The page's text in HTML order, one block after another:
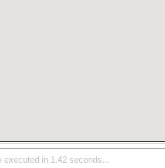
executed in 1.42 seconds...